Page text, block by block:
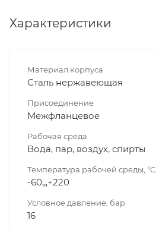
Характеристики
Материал корпуса
Сталь нержавеющая
Присоединение
Межфланцевое
Рабочая среда
Вода, пар, воздух, спирты
Температура рабочей среды, °C
-60,,,+220
Условное давление, бар
16